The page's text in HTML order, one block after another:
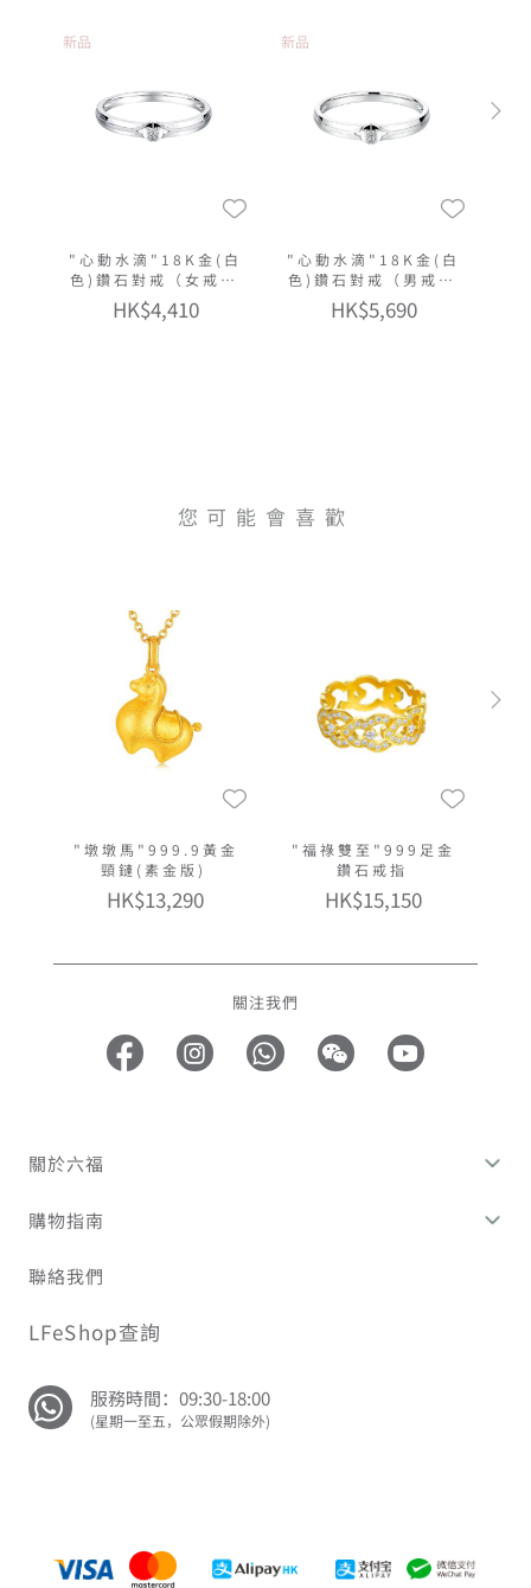
新品
"心動水滴"18K金(白
色)鑽石對戒（女戒窄
版）
HK$4,410
新品
"心動水滴"18K金(白
色)鑽石對戒（男戒窄
版）
HK$5,690
您可能會喜歡
"墩墩馬"999.9黃金
頸鏈(素金版)
HK$13,290
"福祿雙至"999足金
鑽石戒指
HK$15,150
關注我們
關於六福
購物指南
聯絡我們
LFeShop查詢
服務時間：09:30-18:00
(星期一至五，公眾假期除外)